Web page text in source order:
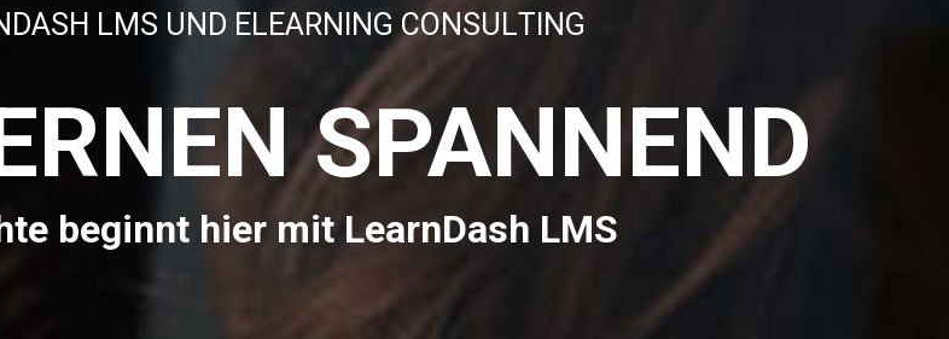
DASH LMS U N D ELEARN NG CONSU LT NG
SPANNEND
beginnt hier mit LearnDash LMS